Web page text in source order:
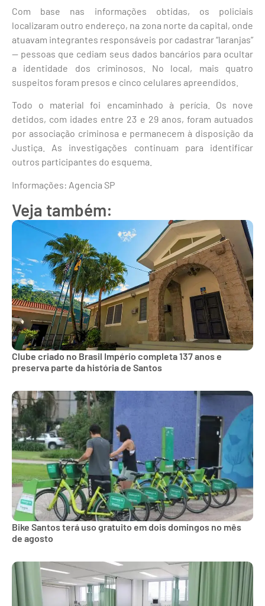
Com base nas informações obtidas, os policiais
localizaram outro endereço, na zona norte da capital, onde
atuavam integrantes responsáveis por cadastrar “laranjas”
— pessoas que cediam seus dados bancários para ocultar
a identidade dos criminosos. No local, mais quatro
suspeitos foram presos e cinco celulares apreendidos.
Todo o material foi encaminhado à perícia. Os nove
detidos, com idades entre 23 e 29 anos, foram autuados
por associação criminosa e permanecem à disposição da
Justiça. As investigações continuam para identificar
outros participantes do esquema.
Informações: Agencia SP
Veja também:
Clube criado no Brasil Império completa 137 anos e
preserva parte da história de Santos
Bike Santos terá uso gratuito em dois domingos no mês
de agosto